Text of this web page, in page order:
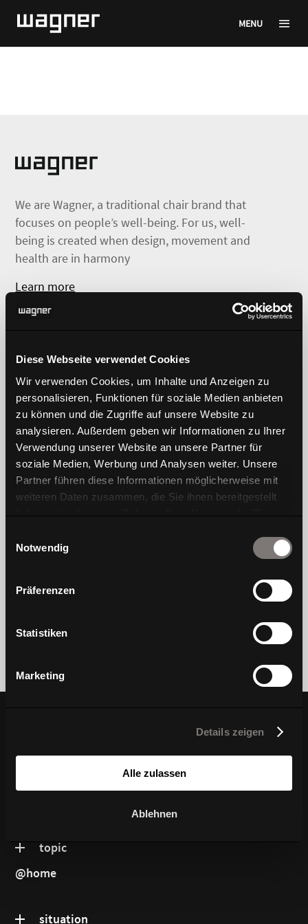
Diese Webseite verwendet Cookies
Wir verwenden Cookies, um Inhalte und Anzeigen zu
personalisieren, Funktionen für soziale Medien anbieten
zu können und die Zugriffe auf unsere Website zu
analysieren. Außerdem geben wir Informationen zu Ihrer
Verwendung unserer Website an unsere Partner für
soziale Medien, Werbung und Analysen weiter. Unsere
Partner führen diese Informationen möglicherweise mit
weiteren Daten zusammen, die Sie ihnen bereitgestellt
haben oder die sie im Rahmen Ihrer Nutzung der Dienste
Notwendig
Präferenzen
Statistiken
Marketing
Details zeigen
Alle zulassen
Ablehnen
MENU
We are Wagner, a traditional chair brand that
focuses on people’s well-being. For us, well-
being is created when design, movement and
health are in harmony
Learn more
tables
sofas
storage
DIEZ collection
#wagnerdesignlab
brand philosophy
history
planning and project
producttyp
topic
@home
situation